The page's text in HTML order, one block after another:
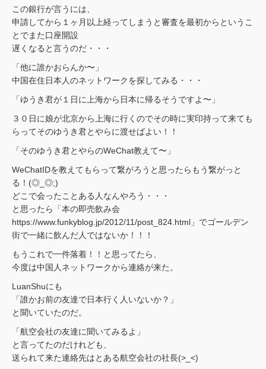
この銀行が言うには、
申請してから１ヶ月以上経ってしまうと審査を最初からというこ
とでまた口座開設
遅くなると言うのだ・・・
「他に誰かおらんか〜」
中国在住日本人のネットワークを探してみる・・・
「ゆうき君が１日に上海から日本に帰るそうですよ〜」
３０日に娘が北京から上海に行くのでその時に実印持って来ても
らってそのゆうき君とやらに渡せばよい！！
「そのゆうき君とやらのWeChat教えて〜」
WeChatIDを教えてもらって繋がろうと思ったらもう繋がっと
る！(◎_◎;)
どこで会ったことある人なんやろう・・・
と思ったら「本の即売飲み会
https://www.funkyblog.jp/2012/11/post_824.html」でゴールデン
街で一緒に飲んだ人ではないか！！！
もうこれで一件落着！！と思ってたら、
今度は中国人ネットワークから連絡が来た。
LuanShuにも
「誰かお前の友達で日本行く人いないか？」
と聞いていたのだ。
「航空会社の友達に聞いてみるよ」
と言ってたのだけれども、
送られて来た連絡先はとある航空会社の社長(>_<)